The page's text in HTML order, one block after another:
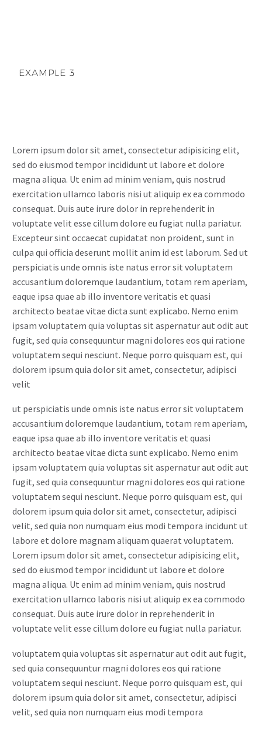
EXAMPLE 3
Lorem ipsum dolor sit amet, consectetur adipisicing elit,
sed do eiusmod tempor incididunt ut labore et dolore
magna aliqua. Ut enim ad minim veniam, quis nostrud
exercitation ullamco laboris nisi ut aliquip ex ea commodo
consequat. Duis aute irure dolor in reprehenderit in
voluptate velit esse cillum dolore eu fugiat nulla pariatur.
Excepteur sint occaecat cupidatat non proident, sunt in
culpa qui officia deserunt mollit anim id est laborum. Sed ut
perspiciatis unde omnis iste natus error sit voluptatem
accusantium doloremque laudantium, totam rem aperiam,
eaque ipsa quae ab illo inventore veritatis et quasi
architecto beatae vitae dicta sunt explicabo. Nemo enim
ipsam voluptatem quia voluptas sit aspernatur aut odit aut
fugit, sed quia consequuntur magni dolores eos qui ratione
voluptatem sequi nesciunt. Neque porro quisquam est, qui
dolorem ipsum quia dolor sit amet, consectetur, adipisci
velit
ut perspiciatis unde omnis iste natus error sit voluptatem
accusantium doloremque laudantium, totam rem aperiam,
eaque ipsa quae ab illo inventore veritatis et quasi
architecto beatae vitae dicta sunt explicabo. Nemo enim
ipsam voluptatem quia voluptas sit aspernatur aut odit aut
fugit, sed quia consequuntur magni dolores eos qui ratione
voluptatem sequi nesciunt. Neque porro quisquam est, qui
dolorem ipsum quia dolor sit amet, consectetur, adipisci
velit, sed quia non numquam eius modi tempora incidunt ut
labore et dolore magnam aliquam quaerat voluptatem.
Lorem ipsum dolor sit amet, consectetur adipisicing elit,
sed do eiusmod tempor incididunt ut labore et dolore
magna aliqua. Ut enim ad minim veniam, quis nostrud
exercitation ullamco laboris nisi ut aliquip ex ea commodo
consequat. Duis aute irure dolor in reprehenderit in
voluptate velit esse cillum dolore eu fugiat nulla pariatur.
voluptatem quia voluptas sit aspernatur aut odit aut fugit,
sed quia consequuntur magni dolores eos qui ratione
voluptatem sequi nesciunt. Neque porro quisquam est, qui
dolorem ipsum quia dolor sit amet, consectetur, adipisci
velit, sed quia non numquam eius modi tempora